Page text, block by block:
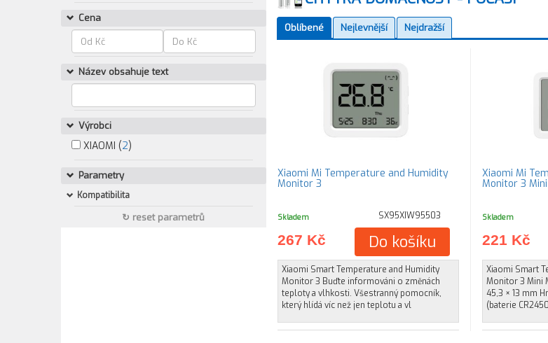
Cena
Název obsahuje text
Výrobci
XIAOMI (2)
Parametry
Kompatibilita
↻ reset parametrů
Oblíbené Nejlevnější Nejdražší
Xiaomi Mi Temperature and Humidity
Monitor 3
Skladem SX95XIW95503
267 Kč Do košíku
Xiaomi Smart Temperature and Humidity
Monitor 3 Buďte informováni o změnách
teploty a vlhkosti. Všestranný pomocník,
který hlídá víc než jen teplotu a vl
Xiaomi Mi
Monitor 3 Mini
Skladem
221 Kč
Xiaomi Smart
Monitor 3 Mini
45,3 × 13 mm
(baterie